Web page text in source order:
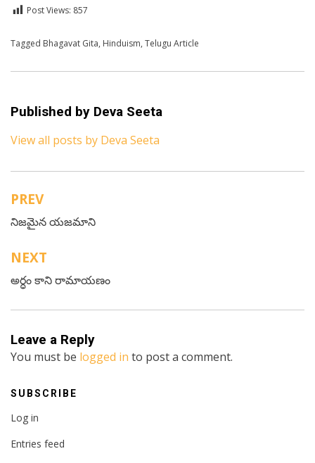
Post Views: 857
Posted inTelugu
Tagged Bhagavat Gita, Hinduism, Telugu Article
Published by Deva Seeta
View all posts by Deva Seeta
Post
navigation
PREV
నిజమైన యజమాని
NEXT
అర్ధం కాని రామాయణం
Leave a Reply
You must be logged in to post a comment.
SUBSCRIBE
Log in
Entries feed